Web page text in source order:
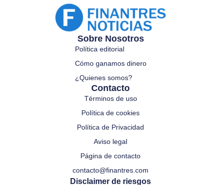
Sobre Nosotros
Política editorial
Cómo ganamos dinero
¿Quienes somos?
Contacto
Términos de uso
Política de cookies
Política de Privacidad
Aviso legal
Página de contacto
contacto@finantres.com
Disclaimer de riesgos